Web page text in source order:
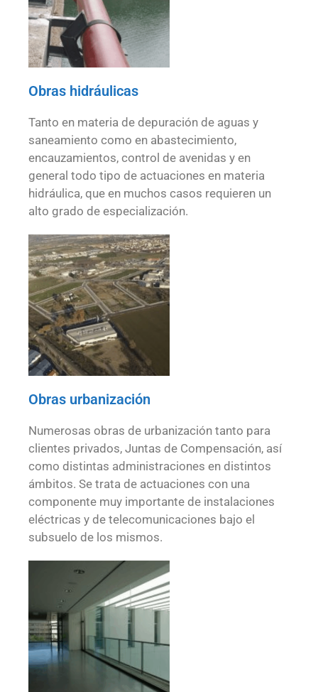
Obras hidráulicas
Tanto en materia de depuración de aguas y
saneamiento como en abastecimiento,
encauzamientos, control de avenidas y en
general todo tipo de actuaciones en materia
hidráulica, que en muchos casos requieren un
alto grado de especialización.
Obras urbanización
Numerosas obras de urbanización tanto para
clientes privados, Juntas de Compensación, así
como distintas administraciones en distintos
ámbitos. Se trata de actuaciones con una
componente muy importante de instalaciones
eléctricas y de telecomunicaciones bajo el
subsuelo de los mismos.